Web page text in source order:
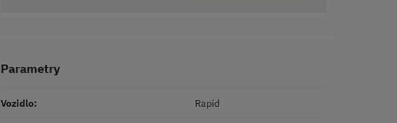
Parametry
Vozidlo: Rapid